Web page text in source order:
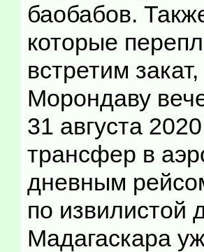
баобабов.
которые
встретим
Морондаву
31 августа
трансфер в
дневным
по извилистой
Мадагаскара